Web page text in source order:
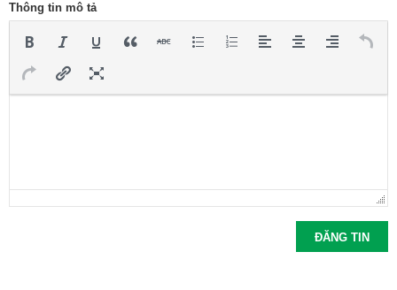
Thông tin mô tả
ĐĂNG TIN